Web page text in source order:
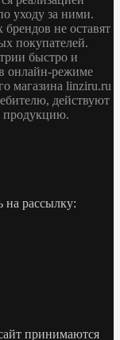
уходу за ними.
не оставят
покупателей.
быстро и
онлайн-режиме
магазина linziru.ru
действуют
продукцию.
на рассылку:
принимаются